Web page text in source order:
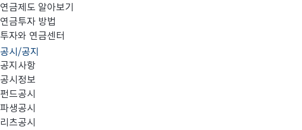
연금제도 알아보기
연금투자 방법
투자와 연금센터
공시/공지
공지사항
공시정보
펀드공시
파생공시
리츠공시
1. 대상 펀드
2. 변경 사항
3. 효력발생일